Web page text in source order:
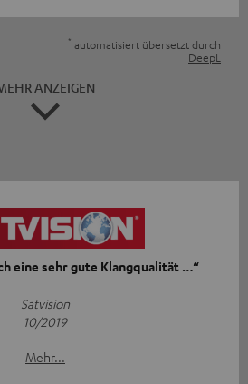
* automatisiert übersetzt durch
DeepL
ANZEIGEN
eine sehr gute Klangqualität …“
Satvision
10/2019
Mehr...